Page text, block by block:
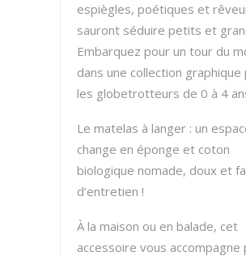
espiègles, poétiques et
sauront séduire petits et
Embarquez pour un tour du
dans une collection graphique
les globetrotteurs de 0 à 4
Le matelas à langer : un
change en éponge et coton
biologique nomade, doux et
d’entretien !
À la maison ou en balade, cet
accessoire vous